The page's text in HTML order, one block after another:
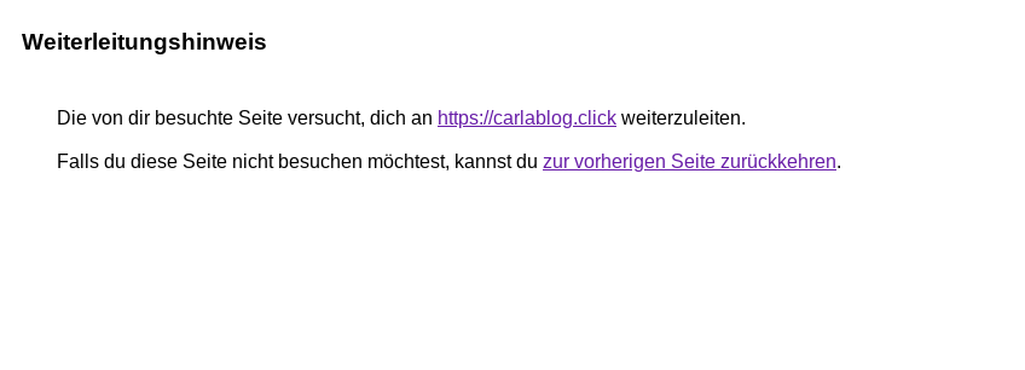
Weiterleitungshinweis
Die von dir besuchte Seite versucht, dich an https://carlablog.click weiterzuleiten.
Falls du diese Seite nicht besuchen möchtest, kannst du zur vorherigen Seite zurückkehren.